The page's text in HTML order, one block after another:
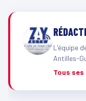
L'équipe
Antilles-
Tous